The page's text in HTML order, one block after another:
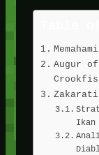
Augur
Ikan